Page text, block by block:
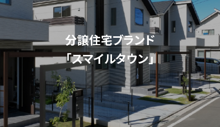
分譲住宅ブランド
「スマイルタウン」